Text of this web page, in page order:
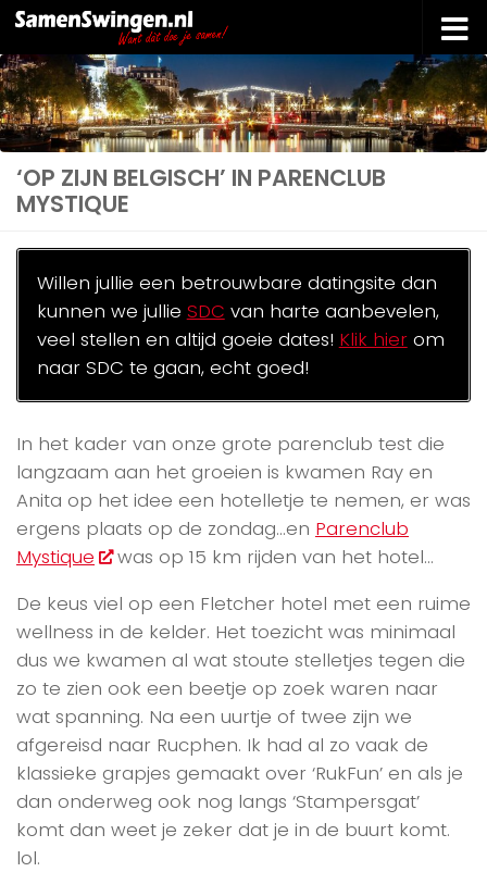
Doorgaan naar inhoud
‘OP ZIJN BELGISCH’ IN PARENCLUB
MYSTIQUE
Willen jullie een betrouwbare datingsite dan
kunnen we jullie SDC van harte aanbevelen,
veel stellen en altijd goeie dates! Klik hierom
naar SDC te gaan, echt goed!
In het kader van onze grote parenclub test die
langzaam aan het groeien is kwamen Ray en
Anita op het idee een hotelletje te nemen, er was
ergens plaats op de zondag…en Parenclub
Mystique
was op 15 km rijden van het hotel…
De keus viel op een Fletcher hotel met een ruime
wellness in de kelder. Het toezicht was minimaal
dus we kwamen al wat stoute stelletjes tegen die
zo te zien ook een beetje op zoek waren naar
wat spanning. Na een uurtje of twee zijn we
afgereisd naar Rucphen. Ik had al zo vaak de
klassieke grapjes gemaakt over ‘RukFun’ en als je
dan onderweg ook nog langs ‘Stampersgat’
komt dan weet je zeker dat je in de buurt komt.
lol.